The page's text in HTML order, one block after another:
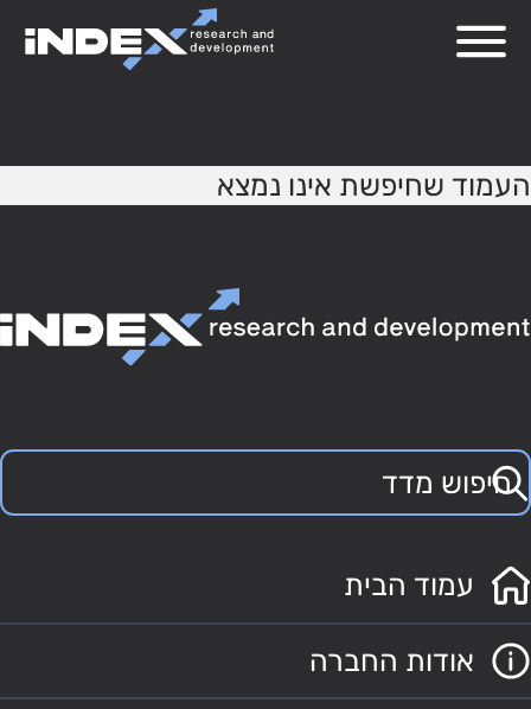
העמוד שחיפשת אינו נמצא
עמוד הבית
אודות החברה